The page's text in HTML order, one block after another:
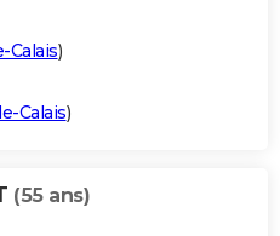
Calais)
Calais)
(55 ans)